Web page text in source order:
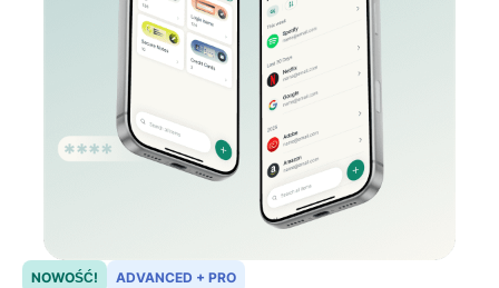
NOWOŚĆ! ADVANCED + PRO